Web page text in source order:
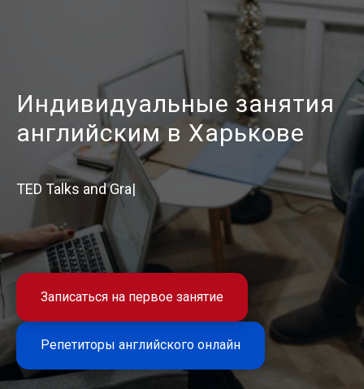
Индивидуальные занятия
английским в Харькове
Полное по|
Записаться на первое занятие
Репетиторы английского онлайн